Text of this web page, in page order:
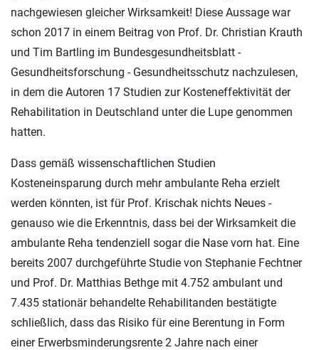
nachgewiesen gleicher Wirksamkeit! Diese Aussage war
schon 2017 in einem Beitrag von Prof. Dr. Christian Krauth
und Tim Bartling im Bundesgesundheitsblatt -
Gesundheitsforschung - Gesundheitsschutz nachzulesen,
in dem die Autoren 17 Studien zur Kosteneffektivität der
Rehabilitation in Deutschland unter die Lupe genommen
hatten.
Dass gemäß wissenschaftlichen Studien
Kosteneinsparung durch mehr ambulante Reha erzielt
werden könnten, ist für Prof. Krischak nichts Neues -
genauso wie die Erkenntnis, dass bei der Wirksamkeit die
ambulante Reha tendenziell sogar die Nase vorn hat. Eine
bereits 2007 durchgeführte Studie von Stephanie Fechtner
und Prof. Dr. Matthias Bethge mit 4.752 ambulant und
7.435 stationär behandelte Rehabilitanden bestätigte
schließlich, dass das Risiko für eine Berentung in Form
einer Erwerbsminderungsrente 2 Jahre nach einer